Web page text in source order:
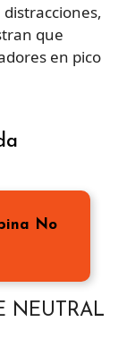
distracciones,
que
en pico
No
NEUTRAL